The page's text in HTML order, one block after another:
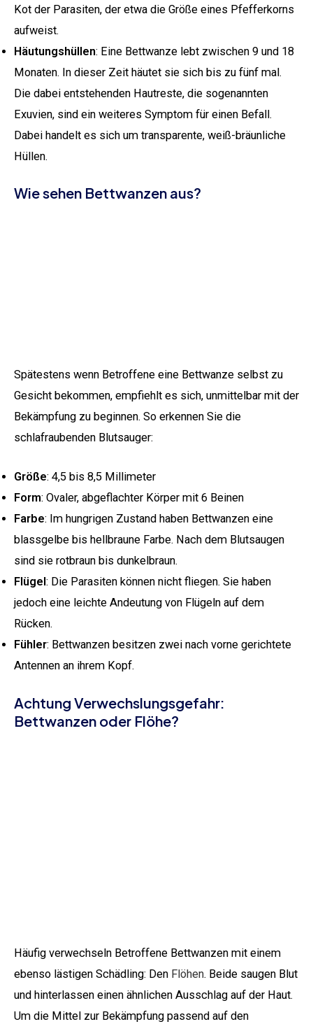
Kot der Parasiten, der etwa die Größe eines Pfefferkorns
aufweist.
Häutungshüllen: Eine Bettwanze lebt zwischen 9 und 18
Monaten. In dieser Zeit häutet sie sich bis zu fünf mal.
Die dabei entstehenden Hautreste, die sogenannten
Exuvien, sind ein weiteres Symptom für einen Befall.
Dabei handelt es sich um transparente, weiß-bräunliche
Hüllen.
Wie sehen Bettwanzen aus?
Spätestens wenn Betroffene eine Bettwanze selbst zu
Gesicht bekommen, empfiehlt es sich, unmittelbar mit der
Bekämpfung zu beginnen. So erkennen Sie die
schlafraubenden Blutsauger:
Größe: 4,5 bis 8,5 Millimeter
Form: Ovaler, abgeflachter Körper mit 6 Beinen
Farbe: Im hungrigen Zustand haben Bettwanzen eine
blassgelbe bis hellbraune Farbe. Nach dem Blutsaugen
sind sie rotbraun bis dunkelbraun.
Flügel: Die Parasiten können nicht fliegen. Sie haben
jedoch eine leichte Andeutung von Flügeln auf dem
Rücken.
Fühler: Bettwanzen besitzen zwei nach vorne gerichtete
Antennen an ihrem Kopf.
Achtung Verwechslungsgefahr:
Bettwanzen oder Flöhe?
Häufig verwechseln Betroffene Bettwanzen mit einem
ebenso lästigen Schädling: Den Flöhen. Beide saugen Blut
und hinterlassen einen ähnlichen Ausschlag auf der Haut.
Um die Mittel zur Bekämpfung passend auf den